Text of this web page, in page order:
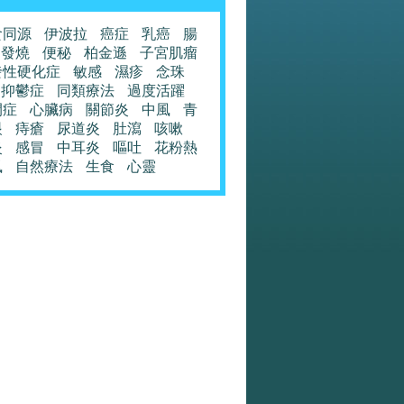
源 伊波拉 癌症 乳癌
腸
發燒
便秘 柏金遜
子宮肌瘤
硬化症
敏感 濕疹
念珠
抑鬱症
同類療法
過度活躍
心臟病 關節炎 中風
青
痔瘡 尿道炎 肚瀉
咳嗽
感冒 中耳炎 嘔吐
花粉熱
自然療法 生食 心靈